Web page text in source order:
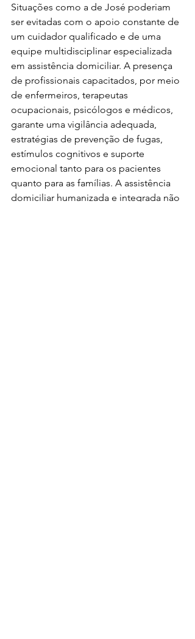
Situações como a de José poderiam
ser evitadas com o apoio constante de
um cuidador qualificado e de uma
equipe multidisciplinar especializada
em assistência domiciliar. A presença
de profissionais capacitados, por meio
de enfermeiros, terapeutas
ocupacionais, psicólogos e médicos,
garante uma vigilância adequada,
estratégias de prevenção de fugas,
estímulos cognitivos e suporte
emocional tanto para os pacientes
quanto para as famílias. A assistência
domiciliar humanizada e integrada não